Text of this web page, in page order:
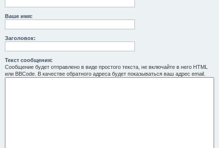
Ваше имя:
Заголовок:
Текст сообщения:
Сообщение будет отправлено в виде простого текста, не включайте в него HTML
или BBCode. В качестве обратного адреса будет показываться ваш адрес email.